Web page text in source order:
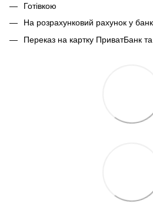
Готівкою
На розрахунковий рахунок у
Переказ на картку ПриватБанк